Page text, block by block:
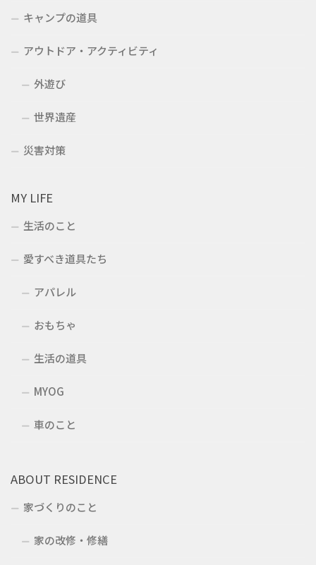
キャンプの道具
アウトドア・アクティビティ
外遊び
世界遺産
災害対策
MY LIFE
生活のこと
愛すべき道具たち
アパレル
おもちゃ
生活の道具
MYOG
車のこと
ABOUT RESIDENCE
家づくりのこと
家の改修・修繕